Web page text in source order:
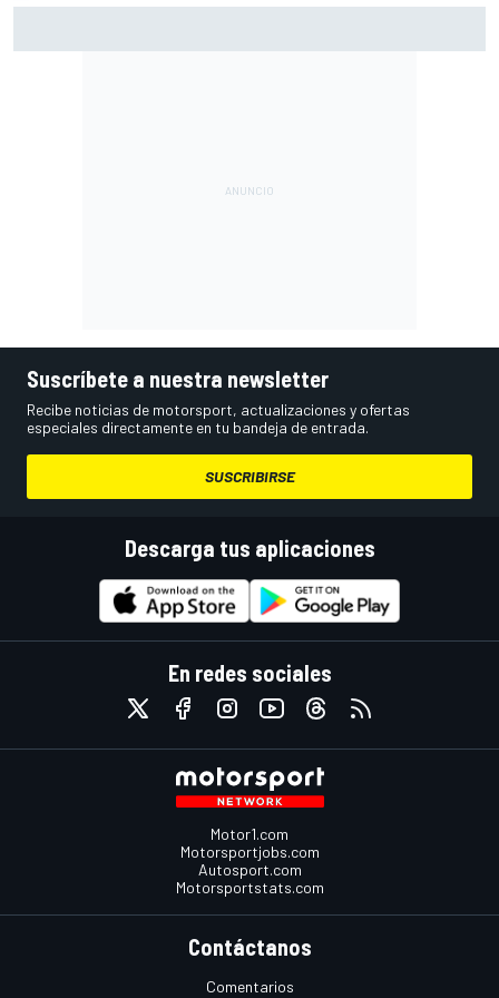
Suscríbete a nuestra newsletter
Recibe noticias de motorsport, actualizaciones y ofertas
especiales directamente en tu bandeja de entrada.
SUSCRIBIRSE
Descarga tus aplicaciones
En redes sociales
Motor1.com
Motorsportjobs.com
Autosport.com
Motorsportstats.com
Contáctanos
Comentarios